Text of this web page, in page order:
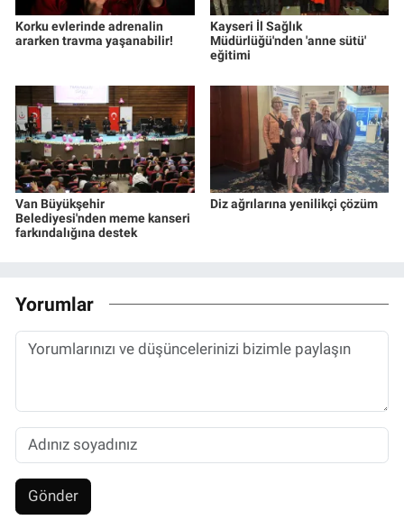
Korku evlerinde adrenalin
ararken travma yaşanabilir!
Kayseri İl Sağlık
Müdürlüğü'nden 'anne sütü'
eğitimi
Van Büyükşehir
Belediyesi'nden meme kanseri
farkındalığına destek
Diz ağrılarına yenilikçi çözüm
Yorumlar
Gönder